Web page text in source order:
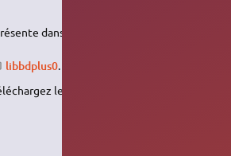
dans les
libbdplus0.
le deb